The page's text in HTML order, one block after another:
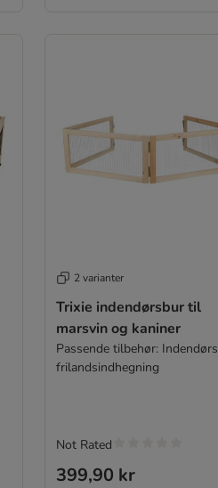
2 varianter
Trixie indendørsbur til
marsvin og kaniner
Passende tilbehør: Indendørs
frilandsindhegning
399,90 kr
Not Rated